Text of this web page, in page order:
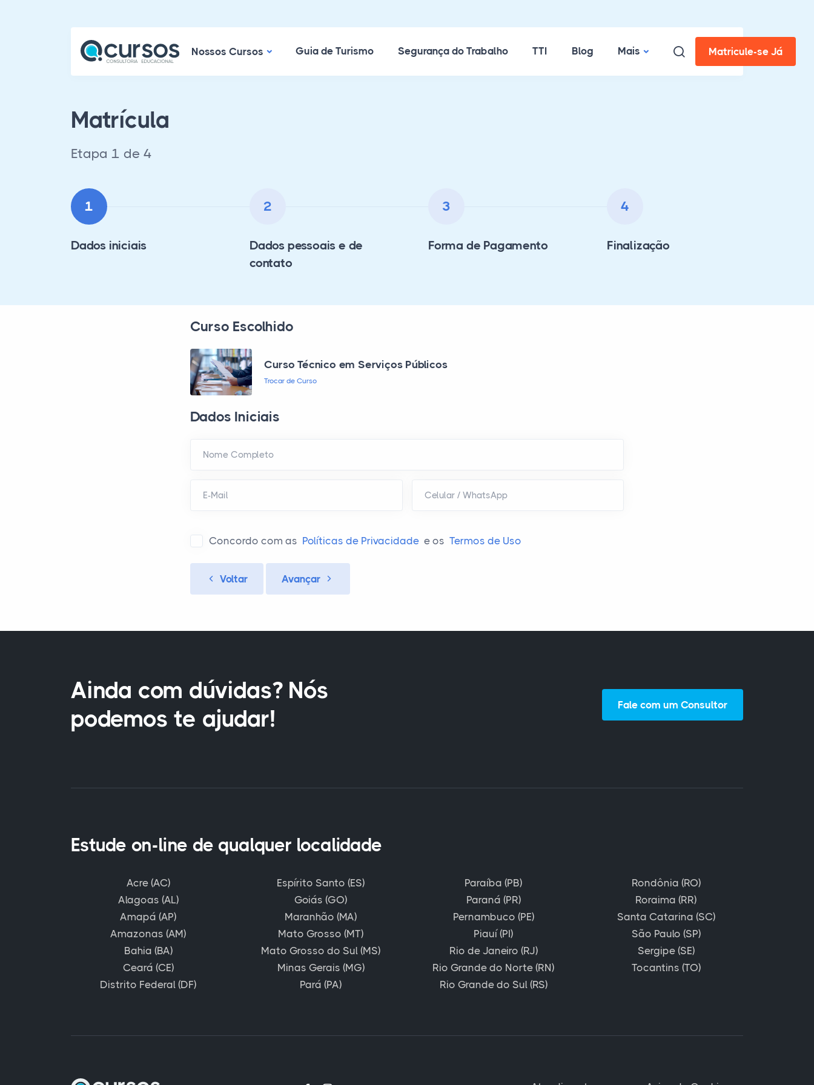
Nossos CursosNossos Cursos
Guia de Turismo Segurança do Trabalho TTI Blog Mais Matricule-se Já
Matrícula
Etapa 1 de 4
1
Dados iniciais
2
Dados pessoais e de
contato
3
Forma de Pagamento
4
Finalização
Curso Escolhido
Curso Técnico em Serviços Públicos
Trocar de Curso
Dados Iniciais
Nome Completo
E-Mail Celular / WhatsApp
Concordo com as Políticas de Privacidade e os Termos de Uso
Voltar Avançar
Ainda com dúvidas? Nós
podemos te ajudar!
Fale com um Consultor
Estude on-line de qualquer localidade
Acre (AC)
Alagoas (AL)
Amapá (AP)
Amazonas (AM)
Bahia (BA)
Ceará (CE)
Distrito Federal (DF)
Espírito Santo (ES)
Goiás (GO)
Maranhão (MA)
Mato Grosso (MT)
Mato Grosso do Sul (MS)
Minas Gerais (MG)
Pará (PA)
Paraíba (PB)
Paraná (PR)
Pernambuco (PE)
Piauí (PI)
Rio de Janeiro (RJ)
Rio Grande do Norte (RN)
Rio Grande do Sul (RS)
Rondônia (RO)
Roraima (RR)
Santa Catarina (SC)
São Paulo (SP)
Sergipe (SE)
Tocantins (TO)